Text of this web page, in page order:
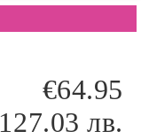
€64.95
127.03 лв.